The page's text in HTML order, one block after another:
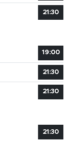
21:30
19:00
21:30
21:30
21:30